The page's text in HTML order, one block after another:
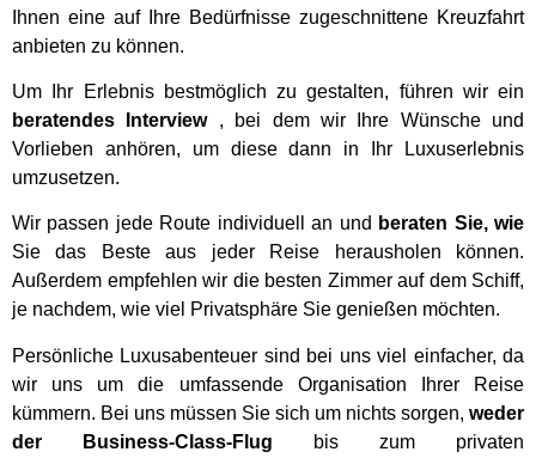
Ihnen eine auf Ihre Bedürfnisse zugeschnittene Kreuzfahrt
anbieten zu können.
Um Ihr Erlebnis bestmöglich zu gestalten, führen wir ein
beratendes Interview, bei dem wir Ihre Wünsche und
Vorlieben anhören, um diese dann in Ihr Luxuserlebnis
umzusetzen.
Wir passen jede Route individuell an und beraten Sie, wie
Sie das Beste aus jeder Reise herausholen können.
Außerdem empfehlen wir die besten Zimmer auf dem Schiff,
je nachdem, wie viel Privatsphäre Sie genießen möchten.
Persönliche Luxusabenteuer sind bei uns viel einfacher, da
wir uns um die umfassende Organisation Ihrer Reise
kümmern. Bei uns müssen Sie sich um nichts sorgen, weder
der Business-Class-Flug bis zum privaten